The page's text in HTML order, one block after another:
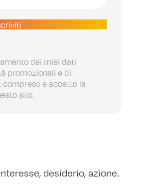
dei miei dati
promozionali e di
compreso e accetto la
sito.
desiderio, azione.